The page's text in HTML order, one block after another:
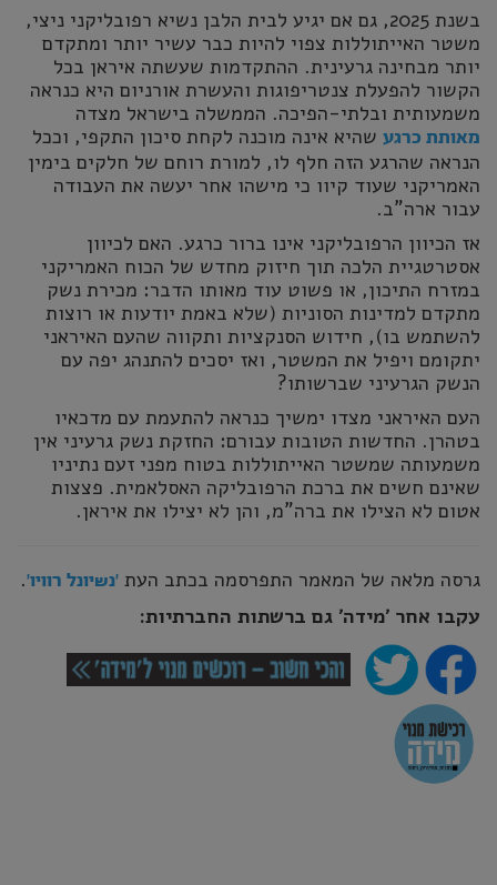
בשנת 2025, גם אם יגיע לבית הלבן נשיא רפובליקני ניצי,
משטר האייתוללות צפוי להיות כבר עשיר יותר ומתקדם
יותר מבחינה גרעינית. ההתקדמות שעשתה איראן בכל
הקשור להפעלת צנטריפוגות והעשרת אורניום היא כנראה
משמעותית ובלתי-הפיכה. הממשלה בישראל מצדה
מאותת כרגע שהיא אינה מוכנה לקחת סיכון התקפי, וככל
הנראה שהרגע הזה חלף לו, למורת רוחם של חלקים בימין
האמריקני שעוד קיוו כי מישהו אחר יעשה את העבודה
עבור ארה"ב.
אז הכיוון הרפובליקני אינו ברור כרגע. האם לכיוון
אסטרטגיית הלכה תוך חיזוק מחדש של הכוח האמריקני
במזרח התיכון, או פשוט עוד מאותו הדבר: מכירת נשק
מתקדם למדינות הסוניות (שלא באמת יודעות או רוצות
להשתמש בו), חידוש הסנקציות ותקווה שהעם האיראני
יתקומם ויפיל את המשטר, ואז יסכים להתנהג יפה עם
הנשק הגרעיני שברשותו?
העם האיראני מצדו ימשיך כנראה להתעמת עם מדכאיו
בטהרן. החדשות הטובות עבורם: החזקת נשק גרעיני אין
משמעותה שמשטר האייתוללות בטוח מפני זעם נתיניו
שאינם חשים את ברכת הרפובליקה האסלאמית. פצצות
אטום לא הצילו את ברה"מ, והן לא יצילו את איראן.
גרסה מלאה של המאמר התפרסמה בכתב העת 'נשיונל רוויו'.
עקבו אחר ׳מידה׳ גם ברשתות החברתיות: